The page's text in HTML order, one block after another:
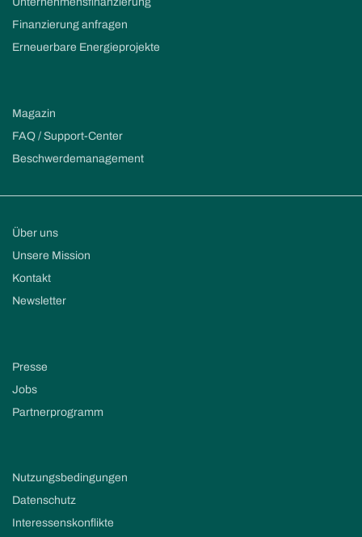
Finanzierung anfragen
Erneuerbare Energieprojekte
Magazin
FAQ / Support-Center
Beschwerdemanagement
Über uns
Unsere Mission
Kontakt
Newsletter
Presse
Jobs
Partnerprogramm
Nutzungsbedingungen
Datenschutz
Interessenskonflikte